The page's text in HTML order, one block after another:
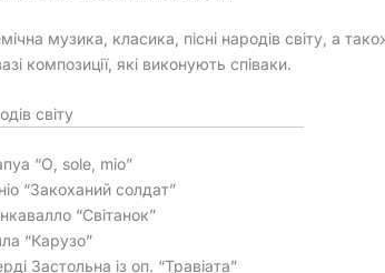
музика, класика, пісні народів світу, а
композиції, які виконують співаки.
світу
“О, sole, mio”
“Закоханий солдат”
“Світанок”
“Карузо”
Застольна із оп. “Травіата”